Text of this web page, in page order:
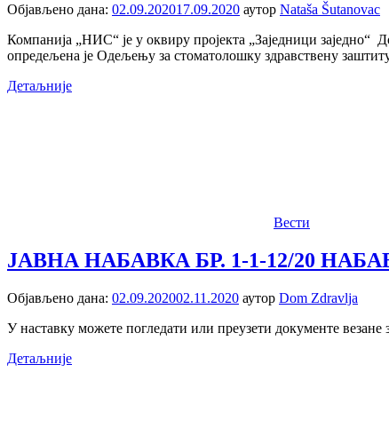
Објављено дана: 02.09.202017.09.2020 аутор Nataša Šutanovac
Компанија „НИС“ је у оквиру пројекта „Заједници
опредељена је Одељењу за стоматолошку здравствену
Детаљније
Вести
ЈАВНА НАБАВКА БР. 1-1-12/20
Објављено дана: 02.09.202002.11.2020 аутор Dom Zdravlja
У наставку можете погледати или преузети документе
Детаљније